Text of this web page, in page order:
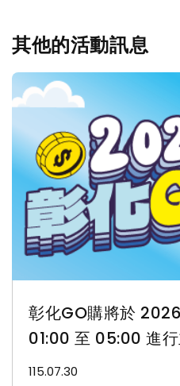
其他的活動訊息
彰化GO購將於
01:00 至 05:00 進
115.07.30